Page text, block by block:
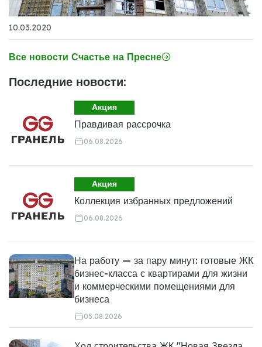
10.03.2020
Все новости Счастье на Пресне
Последние новости:
Акция
Правдивая рассрочка
06.08.2026
Акция
Коллекция избранных предложений
06.08.2026
На работу — за пару минут: готовые ЖК
бизнес-класса с квартирами для жизни
и коммерческими помещениями для
бизнеса
05.08.2026